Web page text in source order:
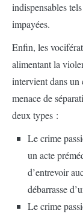
indispensables
impayées.
Enfin, les
alimentant la
intervient dans un
menace de
deux types :
Le crime
un acte
d’entrevoir
débarrasse
Le crime